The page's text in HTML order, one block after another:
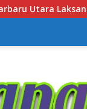
bagi Personel